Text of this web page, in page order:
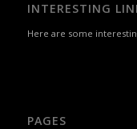
INTERESTING
Here are some
PAGES